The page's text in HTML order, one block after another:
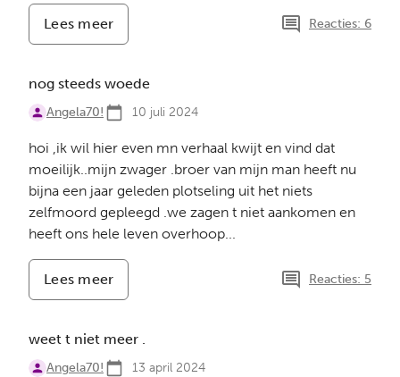
Lees meer
bijna
jaar
nu
Reacties: 6
nog steeds woede
Angela70! 10 juli 2024
hoi ,ik wil hier even mn verhaal kwijt en vind dat
moeilijk..mijn zwager .broer van mijn man heeft nu
bijna een jaar geleden plotseling uit het niets
zelfmoord gepleegd .we zagen t niet aankomen en
heeft ons hele leven overhoop...
Lees meer
nog
woede
Reacties: 5
weet t niet meer .
Angela70! 13 april 2024